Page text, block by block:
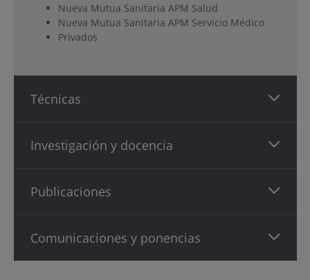
Nueva Mutua Sanitaria APM Salud
Nueva Mutua Sanitaria APM Servicio Médico
Privados
Técnicas
Investigación y docencia
Publicaciones
Comunicaciones y ponencias